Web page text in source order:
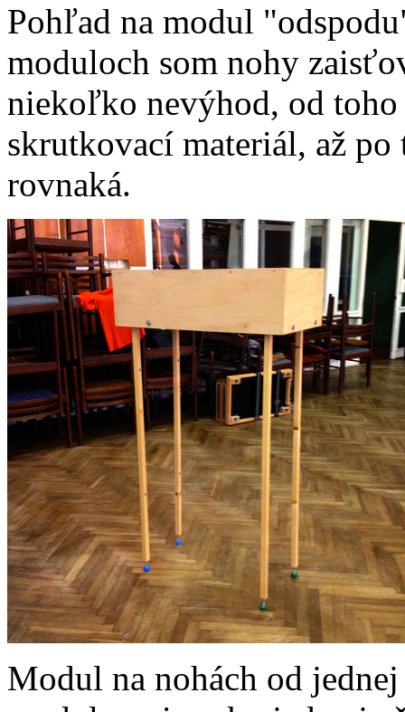
Pohľad na modul
moduloch som nohy
niekoľko nevýhod, od
skrutkovací materiál, až po
rovnaká.
Modul na nohách od